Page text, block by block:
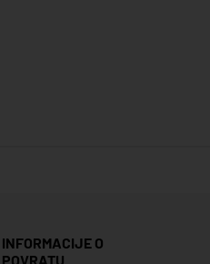
INFORMACIJE O
POVRATU